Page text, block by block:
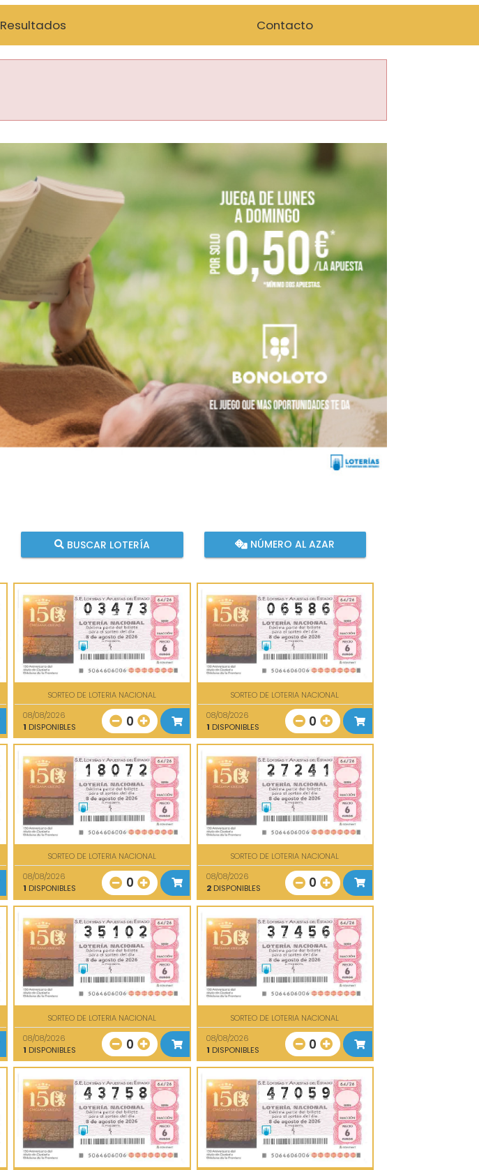
Resultados Contacto
BUSCAR LOTERÍA NÚMERO AL AZAR
SORTEO DE LOTERIA NACIONAL
08/08/2026
1 DISPONIBLES 0
SORTEO DE LOTERIA NACIONAL
08/08/2026
1 DISPONIBLES 0
SORTEO DE LOTERIA NACIONAL
08/08/2026
1 DISPONIBLES 0
SORTEO DE LOTERIA NACIONAL
08/08/2026
2DISPONIBLES 0
SORTEO DE LOTERIA NACIONAL
08/08/2026
1 DISPONIBLES 0
SORTEO DE LOTERIA NACIONAL
08/08/2026
1 DISPONIBLES 0